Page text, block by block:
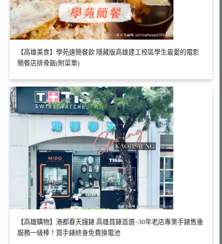
【高雄美食】學苑速簡餐飲 隱藏版高雄建工校區學生最愛的電影
簡餐店排骨飯(附菜單)
【高雄購物】港都春天鐘錶 高雄買錶首選~30年老店專業手錶售後
服務一級棒！買手錶終身免費換電池